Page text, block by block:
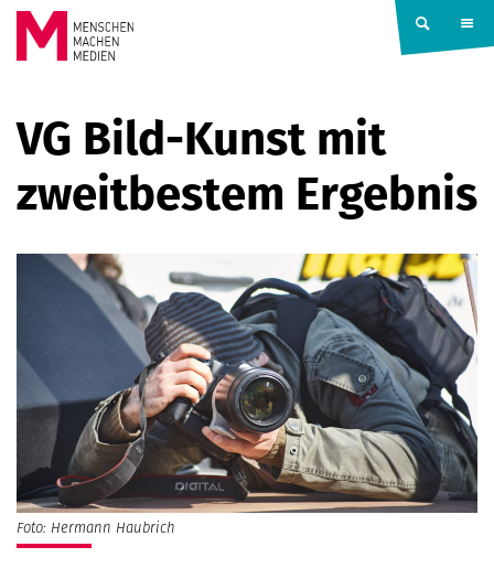
Springe zum Inhalt
MACHEN
MEDIEN
VG Bild-Kunst mit
zweitbestem Ergebnis
Foto: Hermann Haubrich